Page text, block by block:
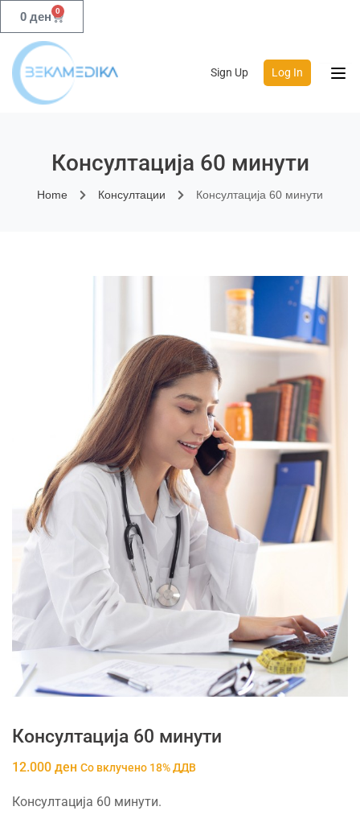
0 ден 0
Sign Up Log In
Консултација 60 минути
Home Консултации Консултација 60 минути
Консултација 60 минути
12.000 ден Со вклучено 18% ДДВ
Консултација 60 минути.